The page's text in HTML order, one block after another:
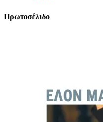
Πρωτοσέλιδο